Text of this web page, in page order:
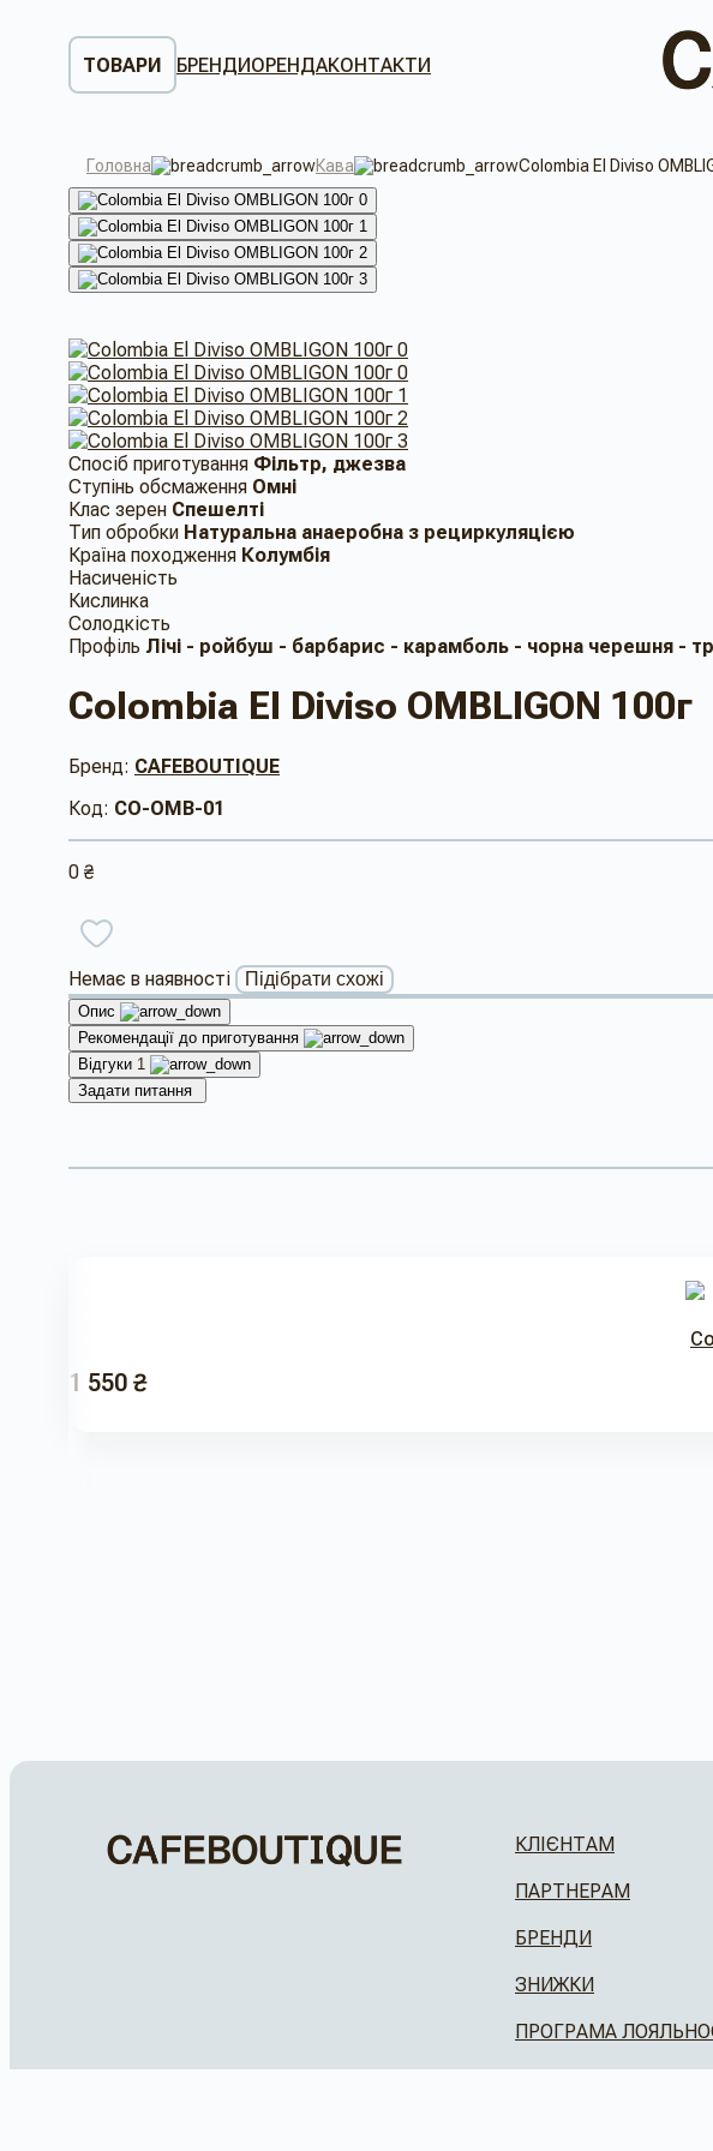
ТОВАРИ БРЕНДИОРЕНДАКОНТАКТИ
Головна Кава Colombia El Diviso
Спосіб приготування Фільтр, джезва
Ступінь обсмаження Омні
Клас зерен Спешелті
Тип обробки Натуральна анаеробна з рециркуляцією
Країна походження Колумбія
Насиченість
Кислинка
Солодкість
Профіль Лічі - ройбуш - барбарис - карамболь - чорна черешня -
Colombia El Diviso OMBLIGON 100г
Бренд: CAFEBOUTIQUE
Код: CO-OMB-01
0 ₴
Немає в наявності Підібрати схожі
Опис
Рекомендації до приготування
Відгуки 1
Задати питання
1 550 ₴
КЛІЄНТАМ
ПАРТНЕРАМ
БРЕНДИ
ЗНИЖКИ
ПРОГРАМА